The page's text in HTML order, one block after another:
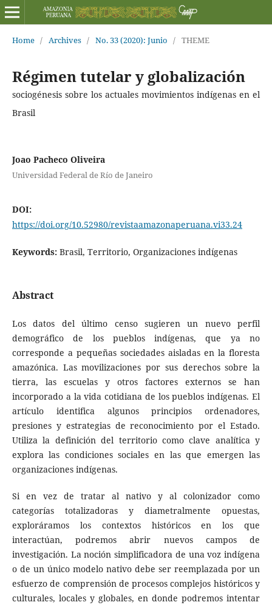
Home / Archives / No. 33 (2020): Junio / THEME
Régimen tutelar y globalización
sociogénesis sobre los actuales movimientos indígenas en el
Brasil
Joao Pacheco Oliveira
Universidad Federal de Río de Janeiro
DOI:
https://doi.org/10.52980/revistaamazonaperuana.vi33.24
Keywords: Brasil, Territorio, Organizaciones indígenas
Abstract
Los datos del último censo sugieren un nuevo perfil
demográfico de los pueblos indígenas, que ya no
corresponde a pequeñas sociedades aisladas en la floresta
amazónica. Las movilizaciones por sus derechos sobre la
tierra, las escuelas y otros factores externos se han
incorporado a la vida cotidiana de los pueblos indígenas. El
artículo identifica algunos principios ordenadores,
presiones y estrategias de reconocimiento por el Estado.
Utiliza la definición del territorio como clave analítica y
explora las condiciones sociales en las que emergen las
organizaciones indígenas.
Si en vez de tratar al nativo y al colonizador como
categorías totalizadoras y diametralmente opuestas,
exploráramos los contextos históricos en los que
interactúan, podremos abrir nuevos campos de
investigación. La noción simplificadora de una voz indígena
o de un único modelo nativo debe ser reemplazada por un
esfuerzo de comprensión de procesos complejos históricos y
culturales, locales y globales, en donde podremos intentar